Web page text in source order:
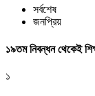
সর্বশেষ
জনপ্রিয়
১৯তম নিবন্ধন থেকেই
১